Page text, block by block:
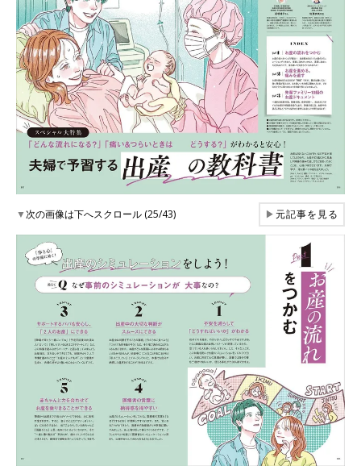
▼次の画像は下へスクロール (25/43) ▶元記事を見る